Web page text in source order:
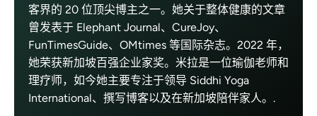
客界的 20 位顶尖博主之一。她关于整体健康的文章
曾发表于 Elephant Journal、CureJoy、
FunTimesGuide、OMtimes 等国际杂志。2022 年，
她荣获新加坡百强企业家奖。米拉是一位瑜伽老师和
理疗师，如今她主要专注于领导 Siddhi Yoga
International、撰写博客以及在新加坡陪伴家人。.